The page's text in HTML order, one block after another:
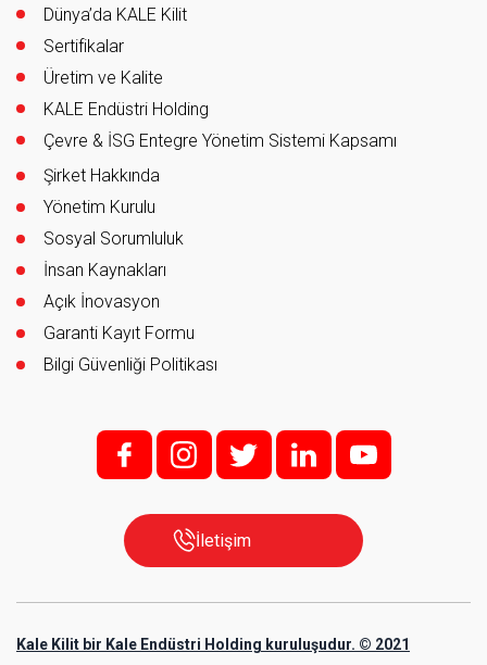
Dünya’da KALE Kilit
Sertifikalar
Üretim ve Kalite
KALE Endüstri Holding
Çevre & İSG Entegre Yönetim Sistemi Kapsamı
Şirket Hakkında
Yönetim Kurulu
Sosyal Sorumluluk
İnsan Kaynakları
Açık İnovasyon
Garanti Kayıt Formu
Bilgi Güvenliği Politikası
f; i; t l y
İletişim
Kale Kilit bir Kale Endüstri Holding kuruluşudur. © 2021